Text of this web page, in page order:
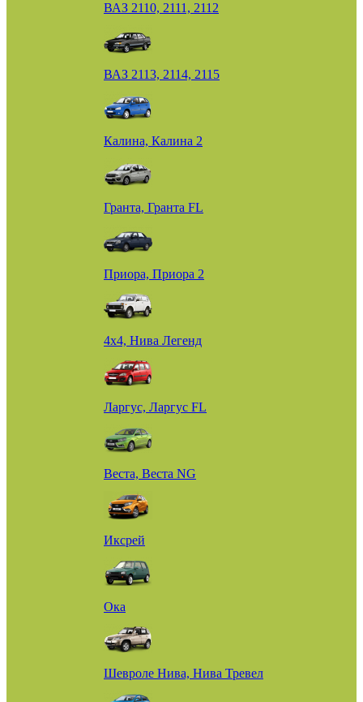
ВАЗ 2110, 2111, 2112
ВАЗ 2113, 2114, 2115
Калина, Калина 2
Гранта, Гранта FL
Приора, Приора 2
4х4, Нива Легенд
Ларгус, Ларгус FL
Веста, Веста NG
Иксрей
Ока
Шевроле Нива, Нива Тревел